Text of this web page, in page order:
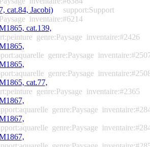
cat.84, Jacobi)
support:Support
inventaire:#6214
cat.139,
genre:Paysage inventaire:#2426
genre:Paysage
genre:Paysage
cat.77,
genre:Paysage inventaire:#2365
genre:Paysage
genre:Paysage